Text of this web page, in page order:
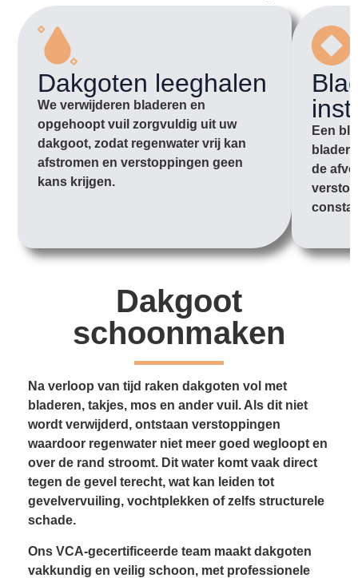
Dakgoten leeghalen
We verwijderen bladeren en
opgehoopt vuil zorgvuldig uit uw
dakgoot, zodat regenwater vrij kan
afstromen en verstoppingen geen
kans krijgen.
Een
de
Dakgoot
schoonmaken
Na verloop van tijd raken dakgoten vol met
bladeren, takjes, mos en ander vuil. Als dit niet
wordt verwijderd, ontstaan verstoppingen
waardoor regenwater niet meer goed wegloopt en
over de rand stroomt. Dit water komt vaak direct
tegen de gevel terecht, wat kan leiden tot
gevelvervuiling, vochtplekken of zelfs structurele
schade.
Ons VCA-gecertificeerde team maakt dakgoten
vakkundig en veilig schoon, met professionele